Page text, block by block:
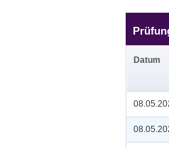
Datum